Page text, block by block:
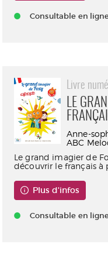
Consultable en
Livre
LE
Anne-
ABC
Le grand imagier de
découvrir le français à
Plus d'infos
Consultable en